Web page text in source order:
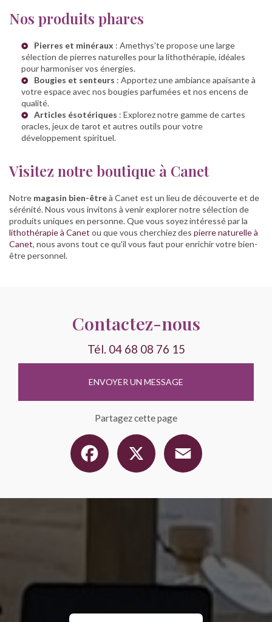
Nos produits phares
Pierres et minéraux : Amethys'te propose une large
sélection de pierres naturelles pour la lithothérapie, idéales
pour harmoniser vos énergies.
Bougies et senteurs : Apportez une ambiance apaisante à
votre espace avec nos bougies parfumées et nos encens de
qualité.
Articles ésotériques : Explorez notre gamme de cartes
oracles, jeux de tarot et autres outils pour votre
développement spirituel.
Visitez notre boutique à Canet
Notre magasin bien-êtreà Canet est un lieu de découverte et de
sérénité. Nous vous invitons à venir explorer notre sélection de
produits uniques en personne. Que vous soyez intéressé par la
lithothérapie à Canet ou que vous cherchiez des pierre naturelle à
Canet, nous avons tout ce qu'il vous faut pour enrichir votre bien-
être personnel.
Contactez-nous
Tél. 04 68 08 76 15
ENVOYER UN MESSAGE
Partagez cette page
Facebook